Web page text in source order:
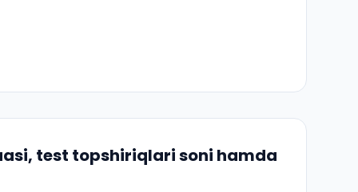
test topshiriqlari soni hamda